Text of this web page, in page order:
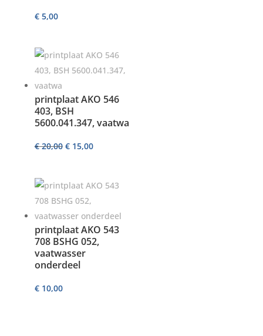
€5,00
printplaat AKO 546
403, BSH
5600.041.347, vaatwa
€20,00 Oorspronkelijke
€15,00Huidige
printplaat AKO 543
708 BSHG 052,
vaatwasser
onderdeel
€10,00